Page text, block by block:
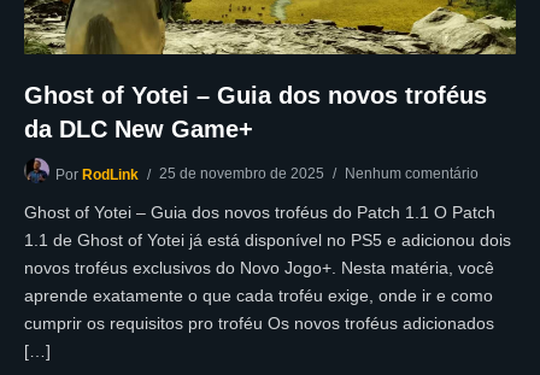
Ghost of Yotei – Guia dos novos troféus
da DLC New Game+
Por RodLink 25 de novembro de 2025 Nenhum comentário
Ghost of Yotei – Guia dos novos troféus do Patch 1.1 O Patch
1.1 de Ghost of Yotei já está disponível no PS5 e adicionou dois
novos troféus exclusivos do Novo Jogo+. Nesta matéria, você
aprende exatamente o que cada troféu exige, onde ir e como
cumprir os requisitos pro troféu Os novos troféus adicionados
[…]